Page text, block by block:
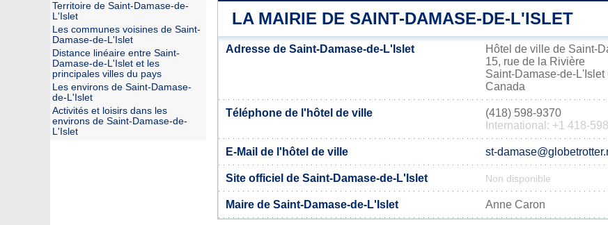
LA MAIRIE DE SAINT-DAMASE-DE-L'ISLET
Adresse de Saint-Damase-de-L'Islet
Hôtel de ville de Saint-
15, rue de la Rivière
Saint-Damase-de-L'Islet
Canada
Téléphone de l'hôtel de ville
(418) 598-9370
International: +1 418-
E-Mail de l'hôtel de ville st-
Site officiel de Saint-Damase-de-L'Islet Non disponible
Maire de Saint-Damase-de-L'Islet Anne Caron
Territoire de Saint-Damase-de-
L'Islet
Les communes voisines de Saint-
Damase-de-L'Islet
Distance linéaire entre Saint-
Damase-de-L'Islet et les
principales villes du pays
Les environs de Saint-Damase-
de-L'Islet
Activités et loisirs dans les
environs de Saint-Damase-de-
L'Islet